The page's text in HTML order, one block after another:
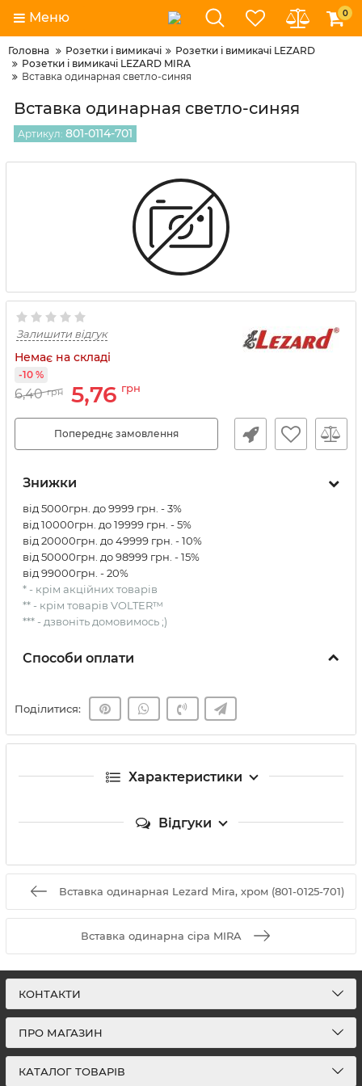
Меню 0
Головна Розетки і вимикачі
Розетки і вимикачі LEZARD
Розетки і вимикачі LEZARD MIRA
Вставка одинарная светло-синяя
Вставка одинарная светло-синяя
Артикул: 801-0114-701
Залишити відгук
Немає на складі
6,40 грн 5,76 грн
-10 %
Попереднє замовлення
Знижки
від 5000грн. до 9999 грн. - 3%
від 10000грн. до 19999 грн. - 5%
від 20000грн. до 49999 грн. - 10%
від 50000грн. до 98999 грн. - 15%
від 99000грн. - 20%
* - крім акційних товарів
** - крім товарів VOLTER™
*** - дзвоніть домовимось ;)
Способи оплати
Поділитися:
Характеристики
Відгуки
Вставка одинарная Lezard Mira, хром (801-0125-701)
Вставка одинарна сіра MIRA
КОНТАКТИ
ПРО МАГАЗИН
КАТАЛОГ ТОВАРІВ